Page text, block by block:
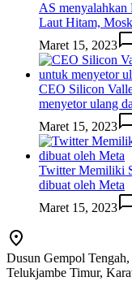
AS menyalahkan
Laut Hitam,
Maret 15, 2023
CEO Silicon
menyetor ulang
Maret 15, 2023
Twitter Memiliki
dibuat oleh Meta
Maret 15, 2023
Dusun Gempol
Telukjambe Timur,